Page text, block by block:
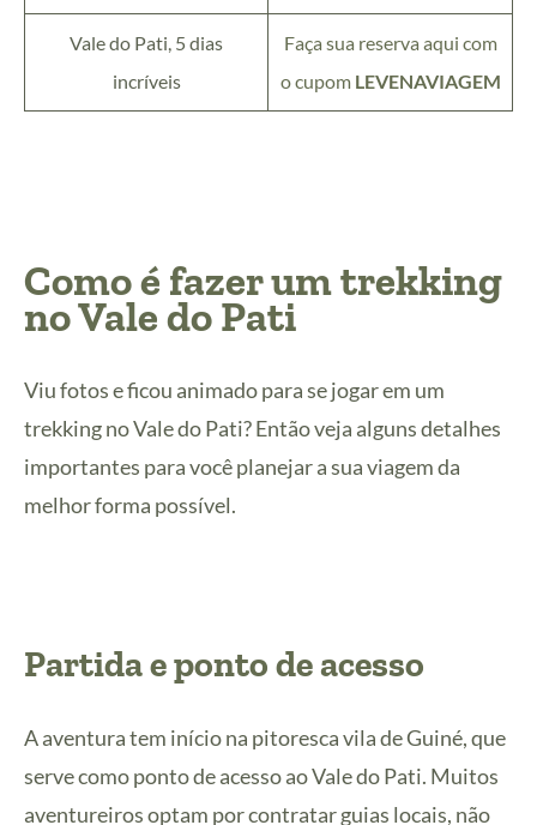
Vale do Pati, 5 dias
incríveis
Faça sua reserva aqui com
o cupom LEVENAVIAGEM
Como é fazer um trekking
no Vale do Pati
Viu fotos e ficou animado para se jogar em um
trekking no Vale do Pati? Então veja alguns detalhes
importantes para você planejar a sua viagem da
melhor forma possível.
Partida e ponto de acesso
A aventura tem início na pitoresca vila de Guiné, que
serve como ponto de acesso ao Vale do Pati. Muitos
aventureiros optam por contratar guias locais, não